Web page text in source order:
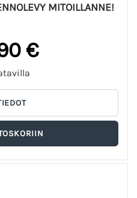
MITOILLANNE!
€